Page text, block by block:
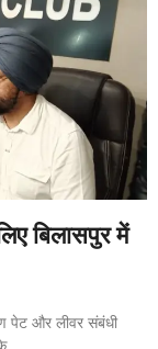
बिलासपुर में
पेट और लीवर संबंधी